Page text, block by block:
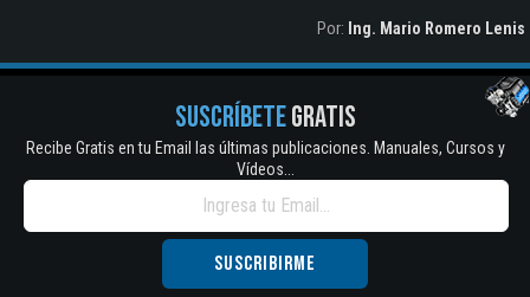
Por: Ing. Mario Romero Lenis
SUSCRÍBETEGRATIS
Recibe Gratis en tu Email las últimas publicaciones. Manuales, Cursos y
Vídeos...